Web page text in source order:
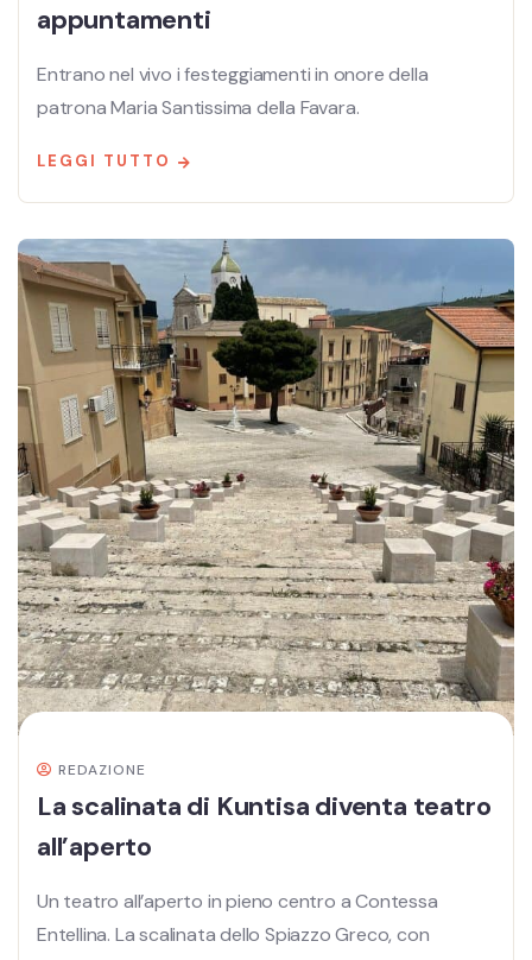
appuntamenti
Entrano nel vivo i festeggiamenti in onore della
patrona Maria Santissima della Favara.
LEGGI TUTTO
REDAZIONE
La scalinata di Kuntisa diventa teatro
all’aperto
Un teatro all’aperto in pieno centro a Contessa
Entellina. La scalinata dello Spiazzo Greco, con